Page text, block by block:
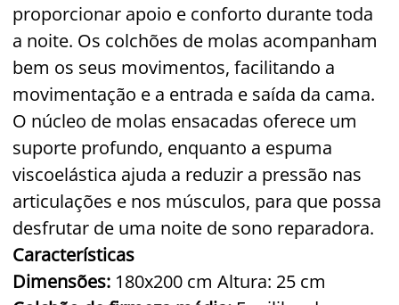
proporcionar apoio e conforto durante toda
a noite. Os colchões de molas acompanham
bem os seus movimentos, facilitando a
movimentação e a entrada e saída da cama.
O núcleo de molas ensacadas oferece um
suporte profundo, enquanto a espuma
viscoelástica ajuda a reduzir a pressão nas
articulações e nos músculos, para que possa
desfrutar de uma noite de sono reparadora.
Características
Dimensões: 180x200 cm Altura: 25 cm